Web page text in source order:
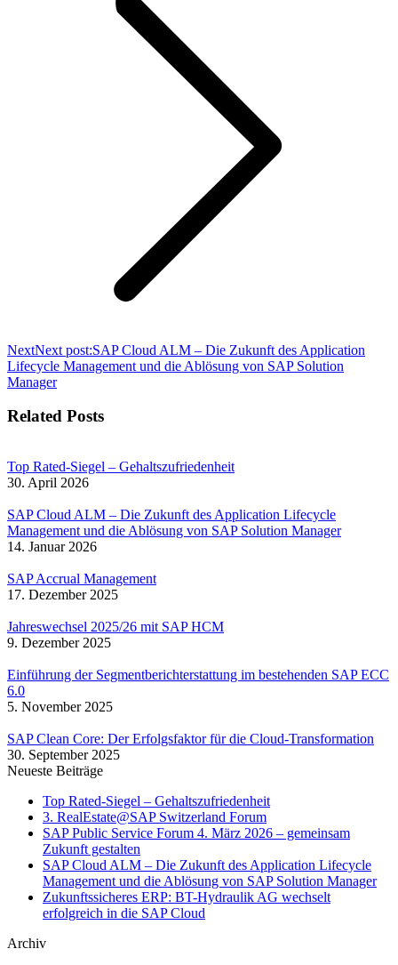
NextNext post:SAP Cloud ALM – Die Zukunft des Application
Lifecycle Management und die Ablösung von SAP Solution
Manager
Related Posts
Top Rated-Siegel – Gehaltszufriedenheit
30. April 2026
SAP Cloud ALM – Die Zukunft des Application Lifecycle
Management und die Ablösung von SAP Solution Manager
14. Januar 2026
SAP Accrual Management
17. Dezember 2025
Jahreswechsel 2025/26 mit SAP HCM
9. Dezember 2025
Einführung der Segmentberichterstattung im bestehenden SAP ECC
6.0
5. November 2025
SAP Clean Core: Der Erfolgsfaktor für die Cloud-Transformation
30. September 2025
Neueste Beiträge
Top Rated-Siegel – Gehaltszufriedenheit
3. RealEstate@SAP Switzerland Forum
SAP Public Service Forum 4. März 2026 – gemeinsam
Zukunft gestalten
SAP Cloud ALM – Die Zukunft des Application Lifecycle
Management und die Ablösung von SAP Solution Manager
Zukunftssicheres ERP: BT-Hydraulik AG wechselt
erfolgreich in die SAP Cloud
Archiv